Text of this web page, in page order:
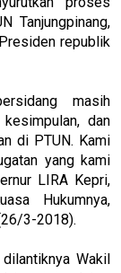
Tanjungpinang,
republik
masih
dan
di PTUN. Kami
yang kami
LIRA Kepri,
Hukumnya,
3-2018).
Wakil